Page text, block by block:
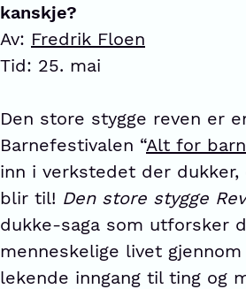
kanskje?
Av: Fredrik Floen
Tid: 25. mai
Den store stygge reven er
Barnefestivalen “Alt for
inn i verkstedet der dukker,
blir til! Den store stygge
dukke-saga som utforsker
menneskelige livet
lekende inngang til ting og